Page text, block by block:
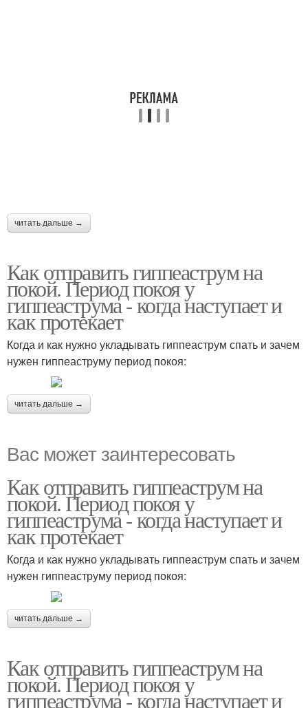
читать дальше →
Как отправить гиппеаструм на
покой. Период покоя у
гиппеаструма - когда наступает и
как протекает
Когда и как нужно укладывать гиппеаструм спать и зачем
нужен гиппеаструму период покоя:
читать дальше →
Вас может заинтересовать
Как отправить гиппеаструм на
покой. Период покоя у
гиппеаструма - когда наступает и
как протекает
Когда и как нужно укладывать гиппеаструм спать и зачем
нужен гиппеаструму период покоя:
читать дальше →
Как отправить гиппеаструм на
покой. Период покоя у
гиппеаструма - когда наступает и